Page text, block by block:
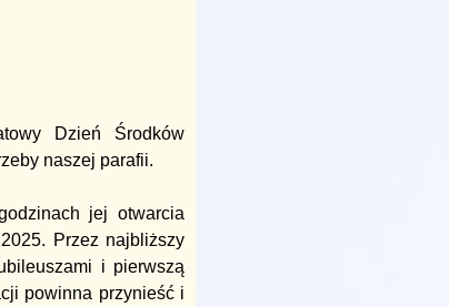
Dzień Środków
naszej parafii.
jej otwarcia
Przez najbliższy
i pierwszą
powinna przynieść i